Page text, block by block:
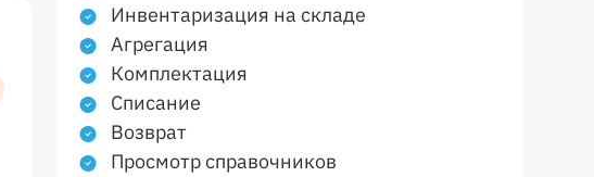
Инвентаризация на складе
Агрегация
Комплектация
Списание
Возврат
Просмотр справочников